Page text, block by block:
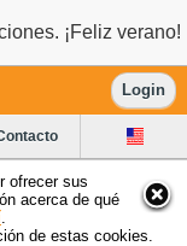
¡Feliz verano!
Login
ofrecer sus
acerca de qué
de estas cookies.